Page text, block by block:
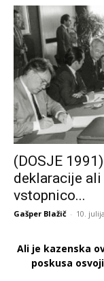
(DOSJE
deklaracije
vstopnico...
Gašper Blažič - 10.
Ali je kazenska
poskusa